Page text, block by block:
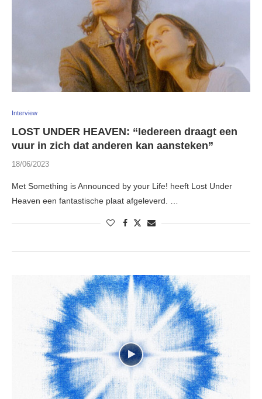
Interview
LOST UNDER HEAVEN: “Iedereen draagt een
vuur in zich dat anderen kan aansteken”
18/06/2023
Met Something is Announced by your Life! heeft Lost Under
Heaven een fantastische plaat afgeleverd. …